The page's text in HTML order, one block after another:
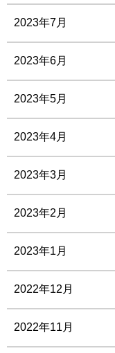
2023年7月
2023年6月
2023年5月
2023年4月
2023年3月
2023年2月
2023年1月
2022年12月
2022年11月